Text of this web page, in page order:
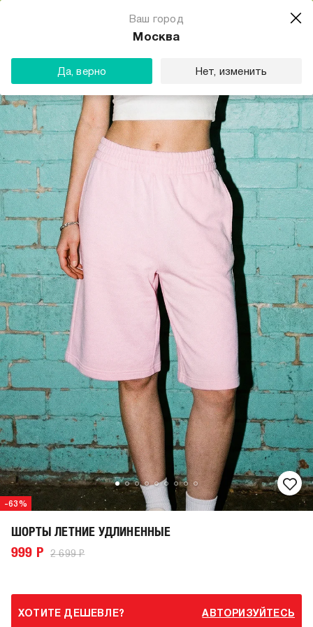
Ваш город
Москва
Да, верно Нет, изменить
-63%
ШОРТЫ ЛЕТНИЕ УДЛИНЕННЫЕ
999 Р 2 699 Р
ХОТИТЕ ДЕШЕВЛЕ? АВТОРИЗУЙТЕСЬ
Магазин одежды для тебя